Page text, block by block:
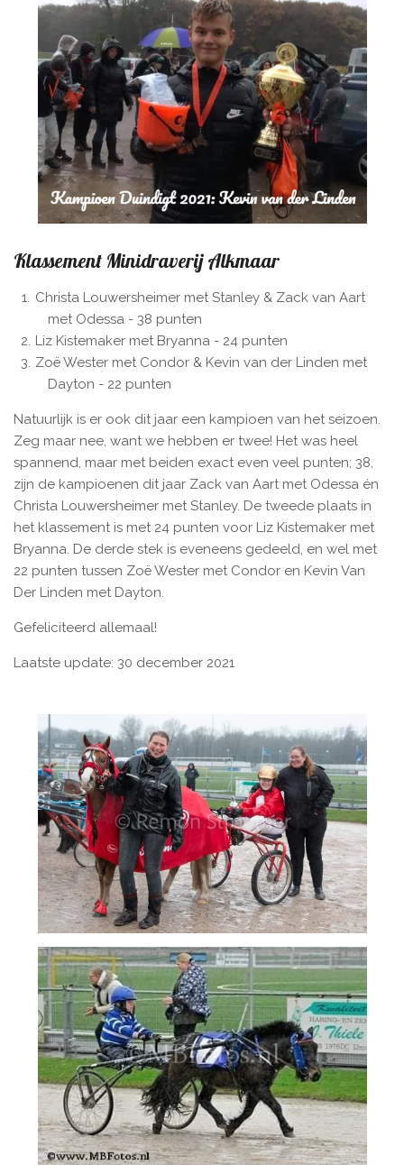
Klassement Minidraverij Alkmaar
Christa Louwersheimer met Stanley & Zack van Aart
met Odessa - 38 punten
Liz Kistemaker met Bryanna - 24 punten
Zoë Wester met Condor & Kevin van der Linden met
Dayton - 22 punten
Natuurlijk is er ook dit jaar een kampioen van het seizoen.
Zeg maar nee, want we hebben er twee! Het was heel
spannend, maar met beiden exact even veel punten; 38,
zijn de kampioenen dit jaar Zack van Aart met Odessa én
Christa Louwersheimer met Stanley. De tweede plaats in
het klassement is met 24 punten voor Liz Kistemaker met
Bryanna. De derde stek is eveneens gedeeld, en wel met
22 punten tussen Zoë Wester met Condor en Kevin Van
Der Linden met Dayton.
Gefeliciteerd allemaal!
Laatste update: 30 december 2021